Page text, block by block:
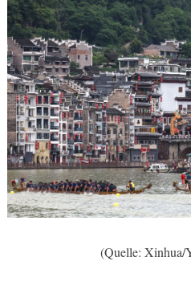
(Quelle: Xinhua/